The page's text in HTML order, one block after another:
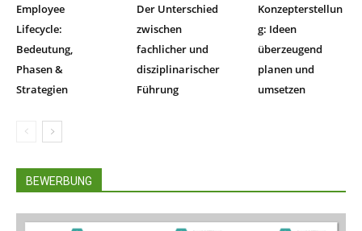
Employee
Lifecycle:
Bedeutung,
Phasen &
Strategien
Der Unterschied
zwischen
fachlicher und
disziplinarischer
Führung
Konzepterstellun
g: Ideen
überzeugend
planen und
umsetzen
BEWERBUNG